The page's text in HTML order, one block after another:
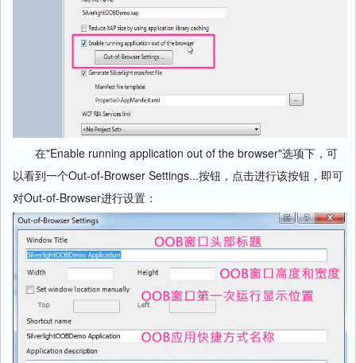
在"Enable running application out of the browser"选项下，可
以看到一个Out-of-Browser Settings...按钮，点击进行该按钮，即可
对Out-of-Browser进行设置：